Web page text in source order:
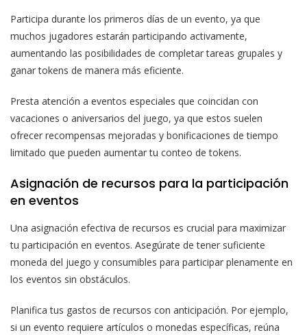
Participa durante los primeros días de un evento, ya que
muchos jugadores estarán participando activamente,
aumentando las posibilidades de completar tareas grupales y
ganar tokens de manera más eficiente.
Presta atención a eventos especiales que coincidan con
vacaciones o aniversarios del juego, ya que estos suelen
ofrecer recompensas mejoradas y bonificaciones de tiempo
limitado que pueden aumentar tu conteo de tokens.
Asignación de recursos para la participación
en eventos
Una asignación efectiva de recursos es crucial para maximizar
tu participación en eventos. Asegúrate de tener suficiente
moneda del juego y consumibles para participar plenamente en
los eventos sin obstáculos.
Planifica tus gastos de recursos con anticipación. Por ejemplo,
si un evento requiere artículos o monedas específicas, reúna